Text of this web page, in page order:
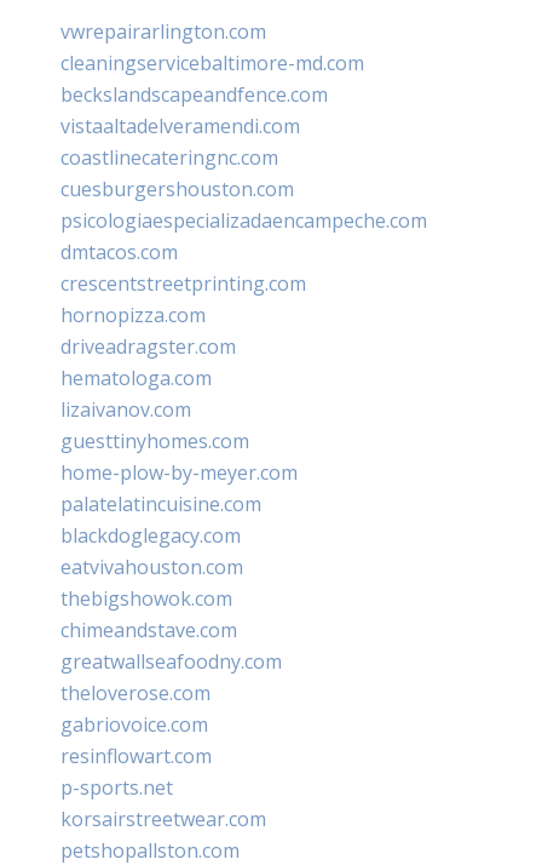
vwrepairarlington.com
cleaningservicebaltimore-md.com
beckslandscapeandfence.com
vistaaltadelveramendi.com
coastlinecateringnc.com
cuesburgershouston.com
psicologiaespecializadaencampeche.com
dmtacos.com
crescentstreetprinting.com
hornopizza.com
driveadragster.com
hematologa.com
lizaivanov.com
guesttinyhomes.com
home-plow-by-meyer.com
palatelatincuisine.com
blackdoglegacy.com
eatvivahouston.com
thebigshowok.com
chimeandstave.com
greatwallseafoodny.com
theloverose.com
gabriovoice.com
resinflowart.com
p-sports.net
korsairstreetwear.com
petshopallston.com